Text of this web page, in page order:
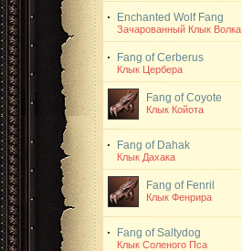
Enchanted Wolf Fang
Зачарованный Клык Волка
Fang of Cerberus
Клык Цербера
Fang of Coyote
Клык Койота
Fang of Dahak
Клык Дахака
Fang of Fenril
Клык Фенрира
Fang of Saltydog
Клык Соленого Пса